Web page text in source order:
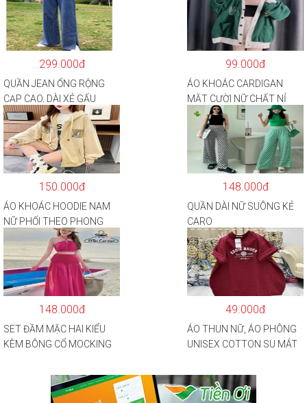
299.000đ
QUẦN JEAN ỐNG RỘNG
CẠP CAO, DÀI XẺ GẤU
PHONG CÁCH J6
99.000đ
ÁO KHOÁC CARDIGAN
MẶT CƯỜI NỮ CHẤT NỈ
COTTON
150.000đ
ÁO KHOÁC HOODIE NAM
NỮ PHỐI THEO PHONG
CÁCH HÀN QUỐC FORM
RỘNG HÌNH THÊU SIÊU
ĐẸP CỰC CHẤT LƯỢNG
HÀNG HOT TREND
148.000đ
QUẦN DÀI NỮ SUÔNG KẺ
CARO
148.000đ
SET ĐẦM MẶC HAI KIỂU
KÈM BÔNG CỔ MOCKING
49.000đ
ÁO THUN NỮ, ÁO PHÔNG
UNISEX COTTON SU MÁT